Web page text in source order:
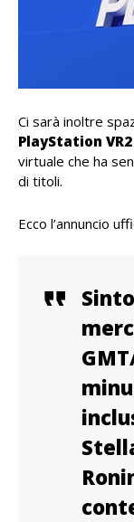
Ci sarà inoltre
PlayStation VR2
virtuale che ha
di titoli.
Ecco l’annuncio